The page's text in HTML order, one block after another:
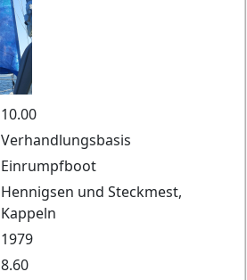
10.00
Verhandlungsbasis
Einrumpfboot
Hennigsen und Steckmest,
Kappeln
1979
8.60